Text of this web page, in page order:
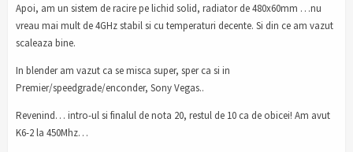
Apoi, am un sistem de racire pe lichid solid, radiator de 480x60mm …nu
vreau mai mult de 4GHz stabil si cu temperaturi decente. Si din ce am vazut
scaleaza bine.
In blender am vazut ca se misca super, sper ca si in
Premier/speedgrade/enconder, Sony Vegas..
Revenind… intro-ul si finalul de nota 20, restul de 10 ca de obicei! Am avut
K6-2 la 450Mhz…